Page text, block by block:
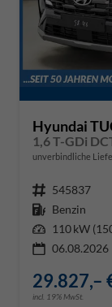
Hyundai
1,6 T-GDi
unverbindliche
Fahrzeugnr. 545837
Kraftstoff Benzin
Leistung 110 kW
06.08.2026
29.827,–
incl. 19% MwSt.